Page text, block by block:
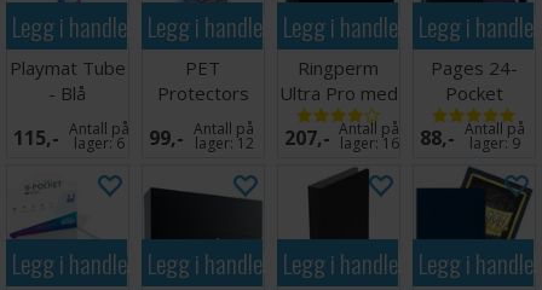
Legg i handlekurven
Playmat Tube
- Blå
115,- Antall på
lager:6
Legg i handlekurven
PET
Protectors
10-Pack for
Booster
99,- Antall på
lager: 12
Legg i handlekurven
Ringperm
Ultra Pro med
Magic Logo
(900)
207,- Antall på
lager: 16
Legg i
Pages 24-
Pocket
QuadRow x10
Svart
88,- Antall på
lager:9
Legg i handlekurvenLegg i handlekurvenLegg i handlekurven
Legg i